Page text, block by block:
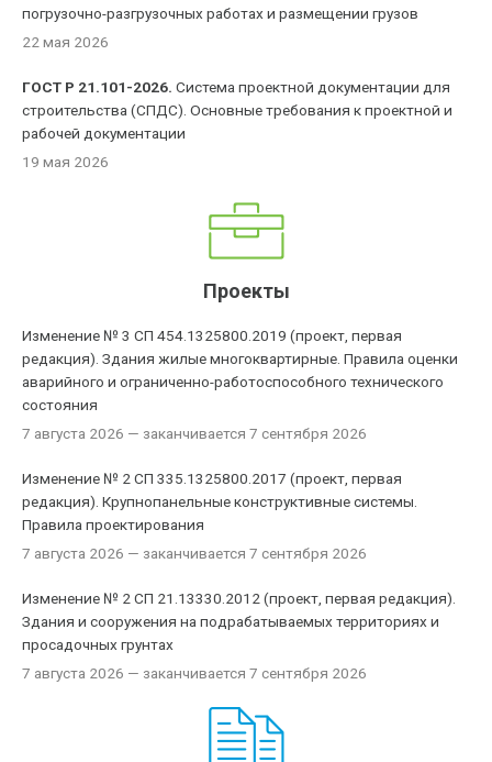
погрузочно-разгрузочных работах и размещении грузов
22 мая 2026
ГОСТ Р 21.101-2026. Система проектной документации для
строительства (СПДС). Основные требования к проектной и
рабочей документации
19 мая 2026
Проекты
Изменение № 3 СП 454.1325800.2019 (проект, первая
редакция). Здания жилые многоквартирные. Правила оценки
аварийного и ограниченно-работоспособного технического
состояния
7 августа 2026 — заканчивается 7 сентября 2026
Изменение № 2 СП 335.1325800.2017 (проект, первая
редакция). Крупнопанельные конструктивные системы.
Правила проектирования
7 августа 2026 — заканчивается 7 сентября 2026
Изменение № 2 СП 21.13330.2012 (проект, первая редакция).
Здания и сооружения на подрабатываемых территориях и
просадочных грунтах
7 августа 2026 — заканчивается 7 сентября 2026